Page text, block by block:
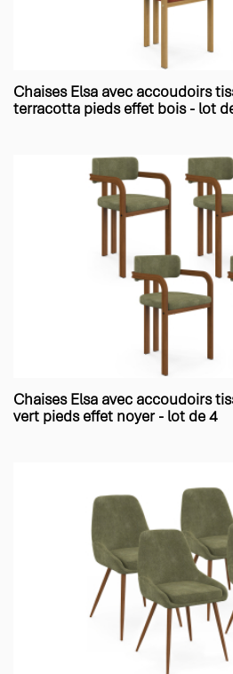
Chaises Elsa avec accoudoirs tissu chenille
terracotta pieds effet bois - lot
Chaises Elsa avec accoudoirs tissu chenille
vert pieds effet noyer - lot de 4